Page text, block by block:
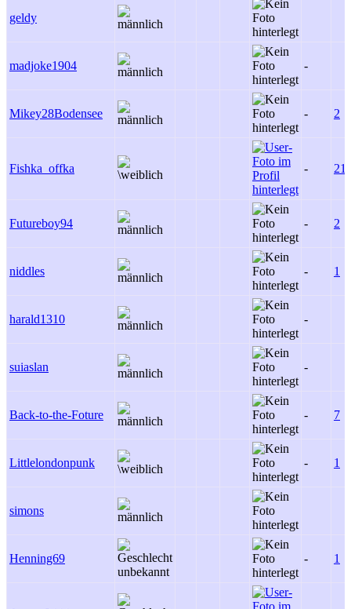
geldy
madjoke1904 -
Mikey28Bodensee - 2
Fishka_offka - 21
Futureboy94 - 2
niddles - 1
harald1310 -
suiaslan -
Back-to-the-Foture - 7
Littlelondonpunk - 1
simons
Henning69 - 1